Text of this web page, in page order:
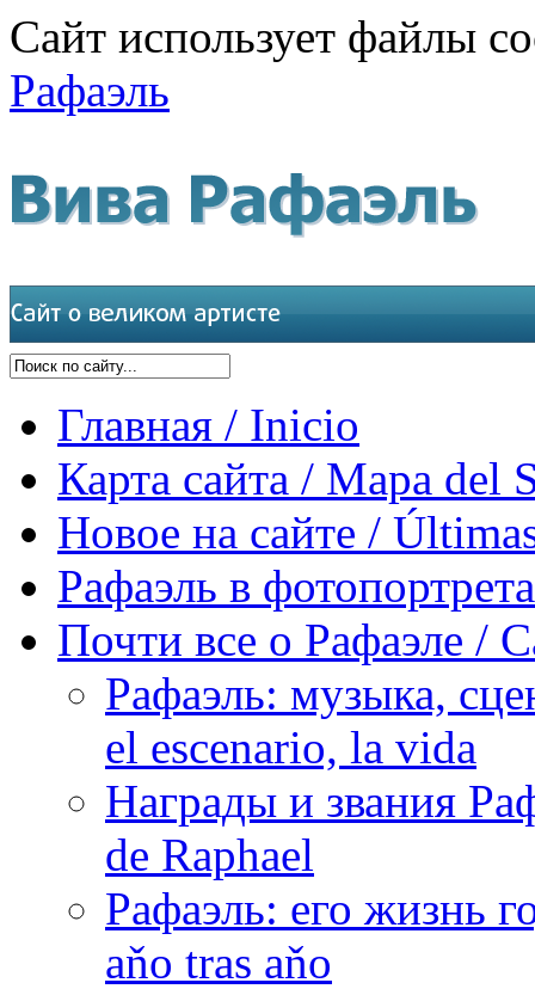
Сайт использует файлы
Рафаэль
Главная / Inicio
Карта сайта / Mapa del
Новое на сайте /
Рафаэль в
Почти все о Рафаэле /
Рафаэль: музыка,
el escenario, la vida
Награды и звания
de Raphael
Рафаэль: его жизнь
aňo tras aňo